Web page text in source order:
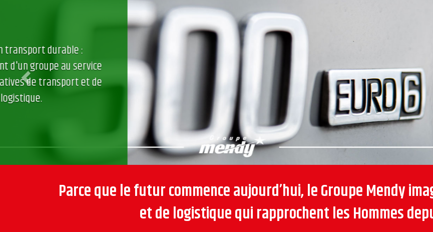
Sécurité, santé, économie : le Groupe
mise sur la formation des conducteurs
routiers pour une conduite plus
responsable.
Parce que le futur commence aujourd’hui, le Groupe Mendy
et de logistique qui rapprochent les Hommes